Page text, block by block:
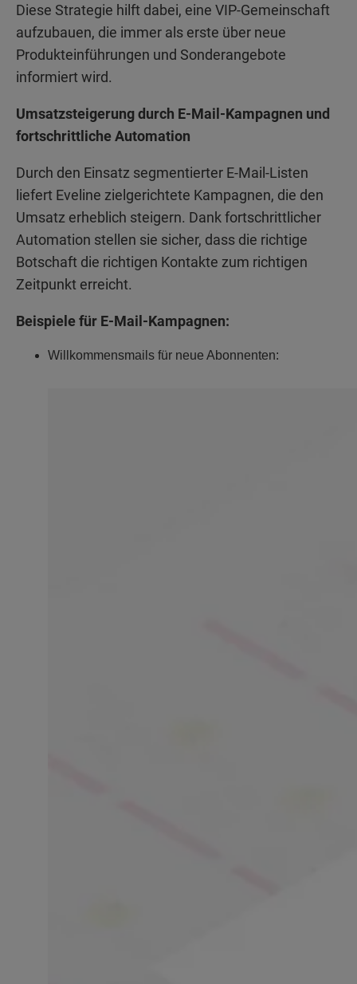
Diese Strategie hilft dabei, eine VIP-Gemeinschaft
aufzubauen, die immer als erste über neue
Produkteinführungen und Sonderangebote
informiert wird.
Umsatzsteigerung durch E-Mail-Kampagnen und
fortschrittliche Automation
Durch den Einsatz segmentierter E-Mail-Listen
liefert Eveline zielgerichtete Kampagnen, die den
Umsatz erheblich steigern. Dank fortschrittlicher
Automation stellen sie sicher, dass die richtige
Botschaft die richtigen Kontakte zum richtigen
Zeitpunkt erreicht.
Beispiele für E-Mail-Kampagnen:
Willkommensmails für neue Abonnenten: